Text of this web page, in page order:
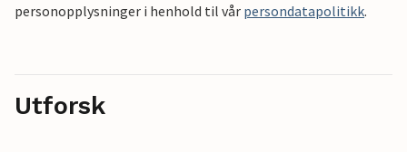
personopplysninger i henhold til vår persondatapolitikk.
Utforsk